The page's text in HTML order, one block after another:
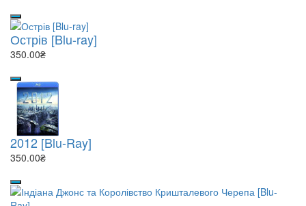
Острів [Blu-ray]
350.00₴
2012 [Blu-Ray]
350.00₴